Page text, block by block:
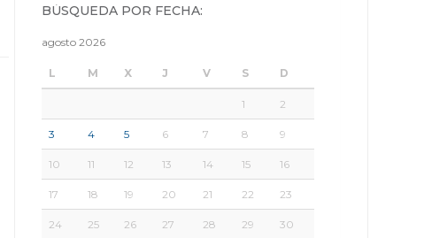
BÚSQUEDA POR FECHA:
agosto 2026
L M X J V S D
1 2
3 4 5 6 7 8 9
10 11 12 13 14 15 16
17 18 19 20 21 22 23
24 25 26 27 28 29 30